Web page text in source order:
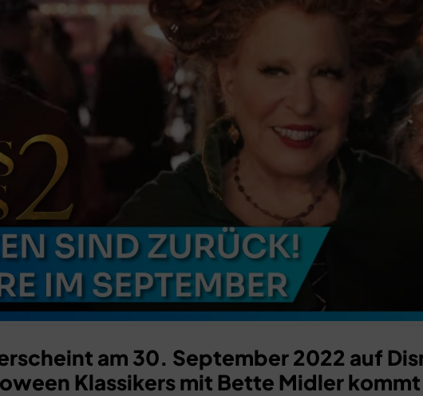
am 30. September 2022 auf
Klassikers mit Bette Midler